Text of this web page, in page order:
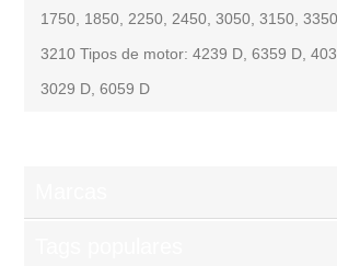
1750, 1850, 2250, 2450, 3050, 3150,
3210 Tipos de motor: 4239 D, 6359 D,
3029 D, 6059 D